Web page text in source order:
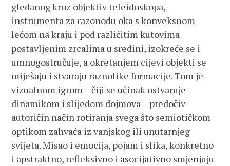
gledanog kroz objektiv teleidoskopa,
instrumenta za razonodu oka s konveksnom
lećom na kraju i pod različitim kutovima
postavljenim zrcalima u sredini, izokreće se i
umnogostručuje, a okretanjem cijevi objekti se
miješaju i stvaraju raznolike formacije. Tom je
vizualnom igrom – čiji se učinak ostvaruje
dinamikom i slijedom dojmova – predočiv
autoričin način rotiranja svega što semiotičkom
optikom zahvaća iz vanjskog ili unutarnjeg
svijeta. Misao i emocija, pojam i slika, konkretno
i apstraktno, refleksivno i asocijativno smjenjuju